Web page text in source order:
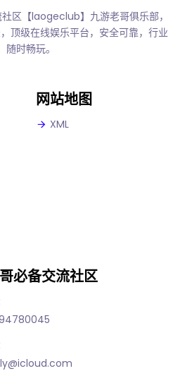
区【laogeclub】九游老哥俱乐部，
顶级在线娱乐平台，安全可靠，行业
时畅玩。
网站地图
XML
必备交流社区